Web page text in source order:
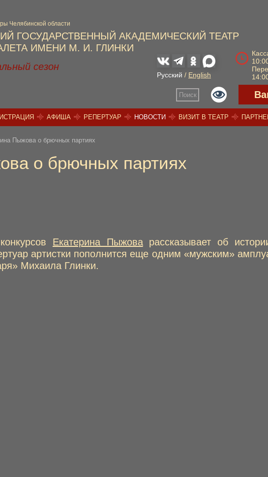
ГОСУДАРСТВЕННЫЙ АКАДЕМИЧЕСКИЙ ТЕАТР
ИМЕНИ М. И. ГЛИНКИ
Челябинской области
Русский / English
сезон
Поиск
АФИША РЕПЕРТУАР НОВОСТИ ВИЗИТ В ТЕАТР
Пыжова о брючных партиях
о брючных партиях
Екатерина Пыжоварассказывает об
артистки пополнится еще одним «мужским»
Михаила Глинки.